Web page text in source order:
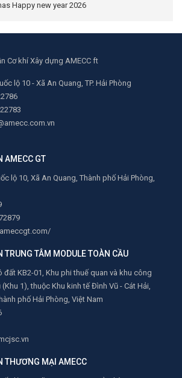
Happy new year 2026
lộ 10 - Xã An Quang, TP. Hải Phòng
AMECC GT
lộ 10, Xã An Quang, Thành phố Hải Phòng,
TRUNG TÂM MODULE TOÀN CẦU
đất KB2-01, Khu phi thuế quan và khu công
1), thuộc Khu kinh tế Đình Vũ - Cát Hải,
phố Hải Phòng, Việt Nam
THƯƠNG MẠI AMECC